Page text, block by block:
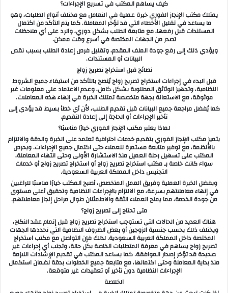
كيف يساهم المكتب في تسريع الإجراءات؟
يمتلك مكتب الإنجاز الفوري خبرة عملية في التعامل مع مختلف أنواع الطلبات، وهو
ما يساعد في تقليل الأخطاء التي قد تؤخر المعاملة. كما يتم التأكد من اكتمال
المستندات قبل رفعها، مع متابعة الطلب بشكل دوري، والرد على أي ملاحظات
تصدر من الجهات المختصة في أسرع وقت ممكن.
ويؤدي ذلك إلى رفع جودة الملف المقدم، وتقليل فرص إعادة الطلب بسبب نقص
البيانات أو المستندات.
نصائح قبل استخراج تصريح زواج
قبل البدء في إجراءات استخراج تصريح زواج يُنصح بالتأكد من استيفاء جميع الشروط
النظامية، وتجهيز الوثائق المطلوبة بشكل كامل، وعدم الاعتماد على معلومات غير
موثوقة، مع الاستعانة بجهة متخصصة تمتلك الخبرة في إنهاء هذه المعاملات.
كما يُفضل مراجعة جميع البيانات قبل تقديم الطلب، لأن أي خطأ بسيط قد يؤدي إلى
تأخير الإجراءات أو الحاجة إلى إعادة التقديم.
لماذا يعتبر مكتب الإنجاز الفوري خيارًا مناسبًا؟
يتميز مكتب الإنجاز الفوري بتقديم خدمات احترافية تعتمد على الخبرة والدقة والالتزام
بالأنظمة، مع توفير متابعة مستمرة للعملاء حتى اكتمال جميع الإجراءات. ويحرص
المكتب على تسهيل رحلة العميل منذ الاستشارة الأولى وحتى انتهاء المعاملة،
سواء كانت خاصة بـ مكتب استخراج تصريح زواج أو استخراج تصريح زواج أو خدمات
التجنيس داخل المملكة العربية السعودية.
وبفضل الخبرة العملية وفريق العمل المتخصص، أصبح المكتب خيارًا مناسبًا للراغبين
في إنهاء معاملاتهم بسرعة، مع الالتزام بالإجراءات النظامية وتحقيق أعلى مستوى
من جودة الخدمة، مما يمنح العملاء الثقة والاطمئنان طوال مراحل إنجاز معاملاتهم.
متى تحتاج إلى تصريح زواج؟
هناك العديد من الحالات التي تستوجب استخراج تصريح زواج قبل إتمام عقد النكاح،
ويختلف ذلك بحسب جنسية الزوجين أو بعض الظروف النظامية التي تحددها الجهات
المختصة داخل المملكة العربية السعودية. لذلك فإن التواصل مع مكتب استخراج
تصريح زواج يساهم في معرفة المتطلبات الخاصة بكل حالة، وتجنب أي إجراءات غير
صحيحة قد تؤخر إصدار الموافقة. كما يساعد المكتب في تقديم الإرشادات اللازمة
منذ بداية المعاملة وحتى اكتمالها، مع متابعة جميع الخطوات بدقة لضمان استكمال
الإجراءات النظامية دون تأخير أو تعقيدات غير متوقعة.
الخلاصة